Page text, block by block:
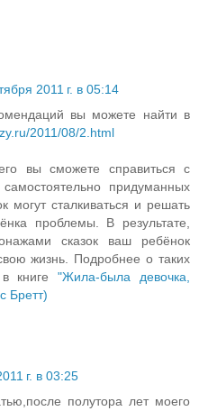
2011 г. в 05:14
вы можете найти в
2011/08/2.html
вы сможете справиться с
придуманных
могут сталкиваться и решать
проблемы. В результате,
сказок ваш ребёнок
жизнь. Подробнее о таких
в книге"Жила-была девочка,
Бретт)
г. в 03:25
полутора лет моего